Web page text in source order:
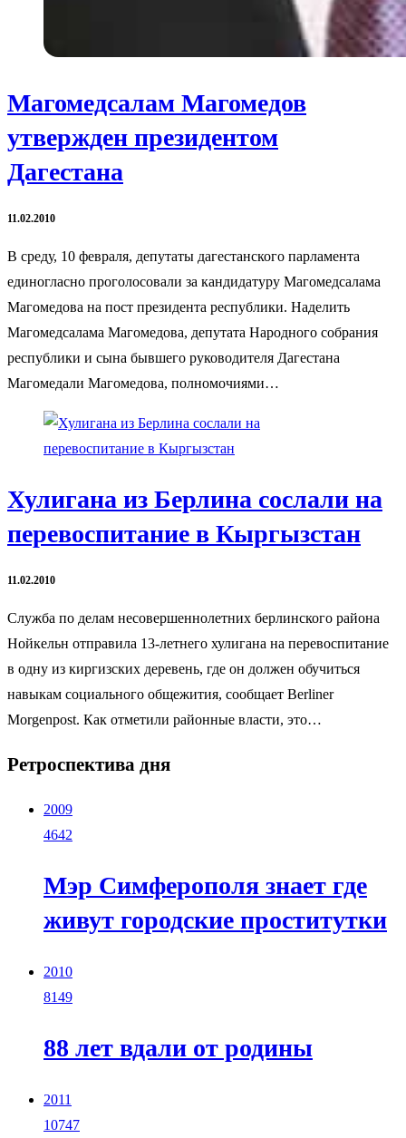
Магомедсалам Магомедов
утвержден президентом
Дагестана
11.02.2010
В среду, 10 февраля, депутаты дагестанского парламента
единогласно проголосовали за кандидатуру Магомедсалама
Магомедова на пост президента республики. Наделить
Магомедсалама Магомедова, депутата Народного собрания
республики и сына бывшего руководителя Дагестана
Магомедали Магомедова, полномочиями…
Хулигана из Берлина сослали на
перевоспитание в Кыргызстан
11.02.2010
Служба по делам несовершеннолетних берлинского района
Нойкельн отправила 13-летнего хулигана на перевоспитание
в одну из киргизских деревень, где он должен обучиться
навыкам социального общежития, сообщает Berliner
Morgenpost. Как отметили районные власти, это…
Ретроспектива дня
2009
4642
Мэр Симферополя знает где
живут городские проститутки
2010
8149
88 лет вдали от родины
2011
10747